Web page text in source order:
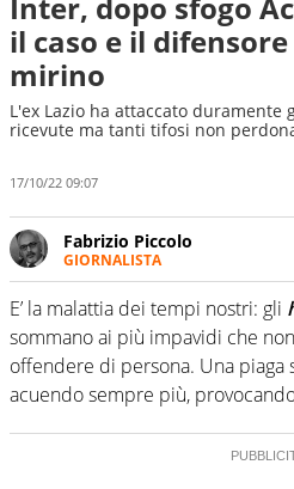
il caso e il
mirino
L'ex Lazio ha attaccato duramente
ricevute ma tanti tifosi non
17/10/22 09:07
Fabrizio Piccolo
GIORNALISTA
Nella sua carriera ha
sportive e collaborato con
competenza, conoscenza e
prevalentemente di calcio
E’ la malattia dei tempi nostri: gli
sommano ai più impavidi che
offendere di persona. Una piaga
acuendo sempre più,